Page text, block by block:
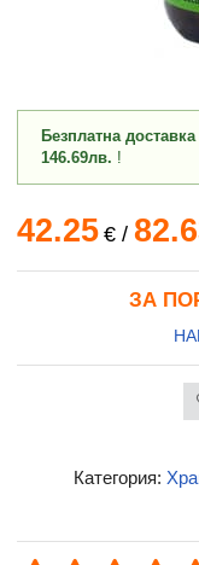
Безплатна доставка
146.69лв. !
42.25 €/
ЗА
Категория: